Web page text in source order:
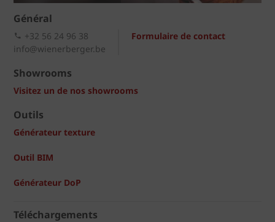
Général
Formulaire de contact
+32 56 24 96 38
info@wienerberger.be
Showrooms
Visitez un de nos showrooms
Outils
Générateur texture
Outil BIM
Générateur DoP
Téléchargements